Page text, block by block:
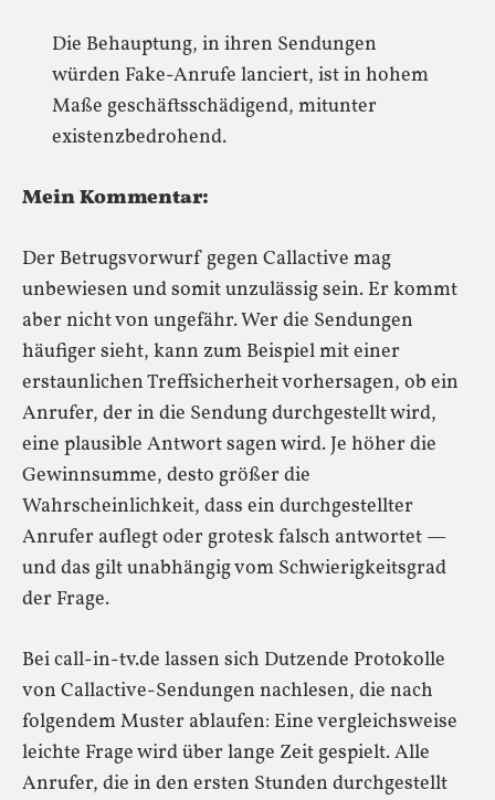
Die Behauptung, in ihren Sendungen
würden Fake-Anrufe lanciert, ist in hohem
Maße geschäftsschädigend, mitunter
existenzbedrohend.
Mein Kommentar:
Der Betrugsvorwurf gegen Callactive mag
unbewiesen und somit unzulässig sein. Er kommt
aber nicht von ungefähr. Wer die Sendungen
häufiger sieht, kann zum Beispiel mit einer
erstaunlichen Treffsicherheit vorhersagen, ob ein
Anrufer, der in die Sendung durchgestellt wird,
eine plausible Antwort sagen wird. Je höher die
Gewinnsumme, desto größer die
Wahrscheinlichkeit, dass ein durchgestellter
Anrufer auflegt oder grotesk falsch antwortet —
und das gilt unabhängig vom Schwierigkeitsgrad
der Frage.
Bei call-in-tv.de lassen sich Dutzende Protokolle
von Callactive-Sendungen nachlesen, die nach
folgendem Muster ablaufen: Eine vergleichsweise
leichte Frage wird über lange Zeit gespielt. Alle
Anrufer, die in den ersten Stunden durchgestellt